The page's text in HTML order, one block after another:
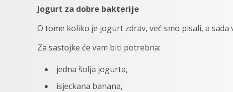
Jogurt za dobre bakterije
O tome koliko je jogurt zdrav, već smo pisali, a
Za sastojke će vam biti potrebna:
jedna šolja jogurta,
isjeckana banana,